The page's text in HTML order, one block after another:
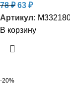
78₽ 63 ₽
Артикул:
В корзину
-20%